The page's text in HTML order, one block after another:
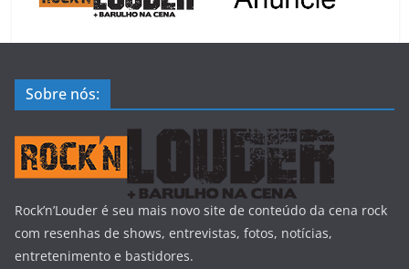
Sobre nós:
Rock’n’Louder é seu mais novo site de conteúdo da cena rock
com resenhas de shows, entrevistas, fotos, notícias,
entretenimento e bastidores.